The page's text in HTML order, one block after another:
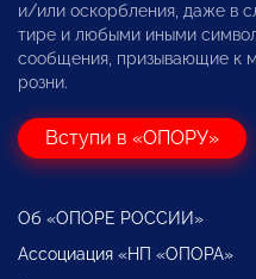
и/или оскорбления, даже в
тире и любыми иными
сообщения, призывающие к
розни.
Вступи в «ОПОРУ»
Об «ОПОРЕ РОССИИ»
Ассоциация «НП «ОПОРА»